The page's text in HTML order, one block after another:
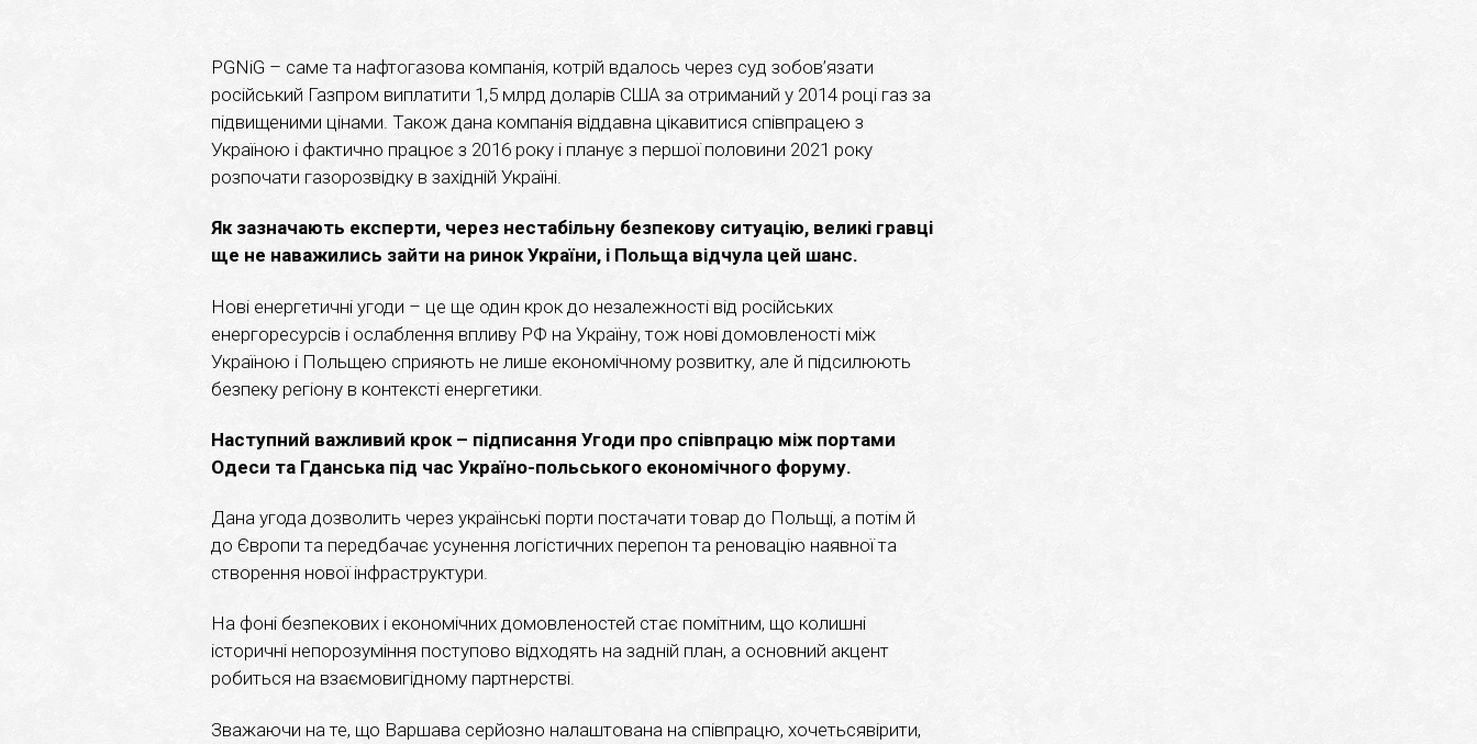
PGNiG – саме та нафтогазова компанія, котрій вдалось через суд зобов’язати
російський Газпром виплатити 1,5 млрд доларів США за отриманий у 2014 році газ за
підвищеними цінами. Також дана компанія віддавна цікавитися співпрацею з
Україною і фактично працює з 2016 року і планує з першої половини 2021 року
розпочати газорозвідку в західній Україні.
Як зазначають експерти, через нестабільну безпекову ситуацію, великі гравці
ще не наважились зайти на ринок України, і Польща відчула цей шанс.
Нові енергетичні угоди – це ще один крок до незалежності від російських
енергоресурсів і ослаблення впливу РФ на Україну, тож нові домовленості між
Україною і Польщею сприяють не лише економічному розвитку, але й підсилюють
безпеку регіону в контексті енергетики.
Наступний важливий крок – підписання Угоди про співпрацю між портами
Одеси та Гданська під час Україно-польського економічного форуму.
Дана угода дозволить через українські порти постачати товар до Польщі, а потім й
до Європи та передбачає усунення логістичних перепон та реновацію наявної та
створення нової інфраструктури.
На фоні безпекових і економічних домовленостей стає помітним, що колишні
історичні непорозуміння поступово відходять на задній план, а основний акцент
робиться на взаємовигідному партнерстві.
Зважаючи на те, що Варшава серйозно налаштована на співпрацю, хочетьсявірити,